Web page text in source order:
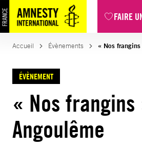
FAIRE
Accueil Évènements « Nos
ÉVÈNEMENT
« Nos frangins
Angoulême